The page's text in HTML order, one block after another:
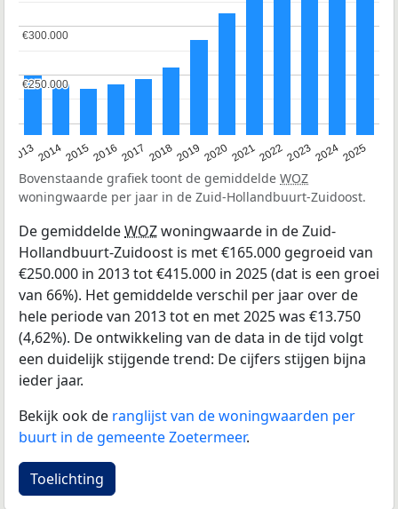
20132014201520162017 20182019 202020212022202320242025
€250.000
€250.000
€300.000
€300.000
Bovenstaande grafiek toont de gemiddelde WOZ
woningwaarde per jaar in de Zuid-Hollandbuurt-Zuidoost.
De gemiddeldeWOZwoningwaarde in de Zuid-
Hollandbuurt-Zuidoost is met €165.000 gegroeid van
€250.000 in 2013 tot €415.000 in 2025 (dat is een groei
van 66%). Het gemiddelde verschil per jaar over de
hele periode van 2013 tot en met 2025 was €13.750
(4,62%). De ontwikkeling van de data in de tijd volgt
een duidelijk stijgende trend: De cijfers stijgen bijna
ieder jaar.
Bekijk ook de ranglijst van de woningwaarden per
buurt in de gemeente Zoetermeer.
Toelichting